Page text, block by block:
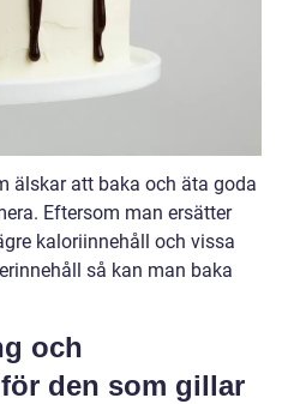
älskar att baka och äta goda
Eftersom man ersätter
kaloriinnehåll och vissa
så kan man baka
och
den som gillar